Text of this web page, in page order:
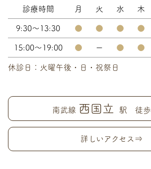
診療時間 月 火 水 木
9:30～13:30 ● ● ● ●
15:00～19:00 ● ー ● ●
休診日：火曜午後・日・祝祭日
南武線 西国立 駅 徒歩
詳しいアクセス⇒